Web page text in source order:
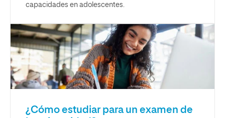
capacidades en adolescentes.
¿Cómo estudiar para un examen de